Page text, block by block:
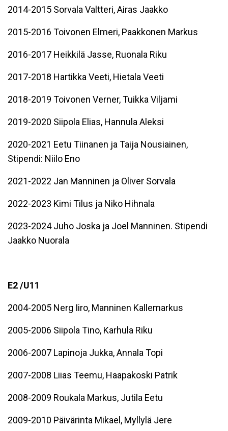
2014-2015 Sorvala Valtteri, Airas Jaakko
2015-2016 Toivonen Elmeri, Paakkonen Markus
2016-2017 Heikkilä Jasse, Ruonala Riku
2017-2018 Hartikka Veeti, Hietala Veeti
2018-2019 Toivonen Verner, Tuikka Viljami
2019-2020 Siipola Elias, Hannula Aleksi
2020-2021 Eetu Tiinanen ja Taija Nousiainen,
Stipendi: Niilo Eno
2021-2022 Jan Manninen ja Oliver Sorvala
2022-2023 Kimi Tilus ja Niko Hihnala
2023-2024 Juho Joska ja Joel Manninen. Stipendi
Jaakko Nuorala
E2 /U11
2004-2005 Nerg Iiro, Manninen Kallemarkus
2005-2006 Siipola Tino, Karhula Riku
2006-2007 Lapinoja Jukka, Annala Topi
2007-2008 Liias Teemu, Haapakoski Patrik
2008-2009 Roukala Markus, Jutila Eetu
2009-2010 Päivärinta Mikael, Myllylä Jere